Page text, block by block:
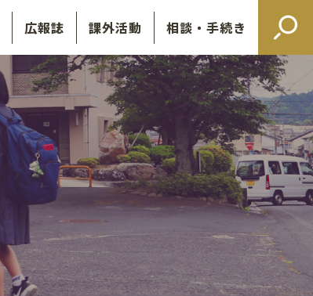
広報誌 課外活動 相談・手続き